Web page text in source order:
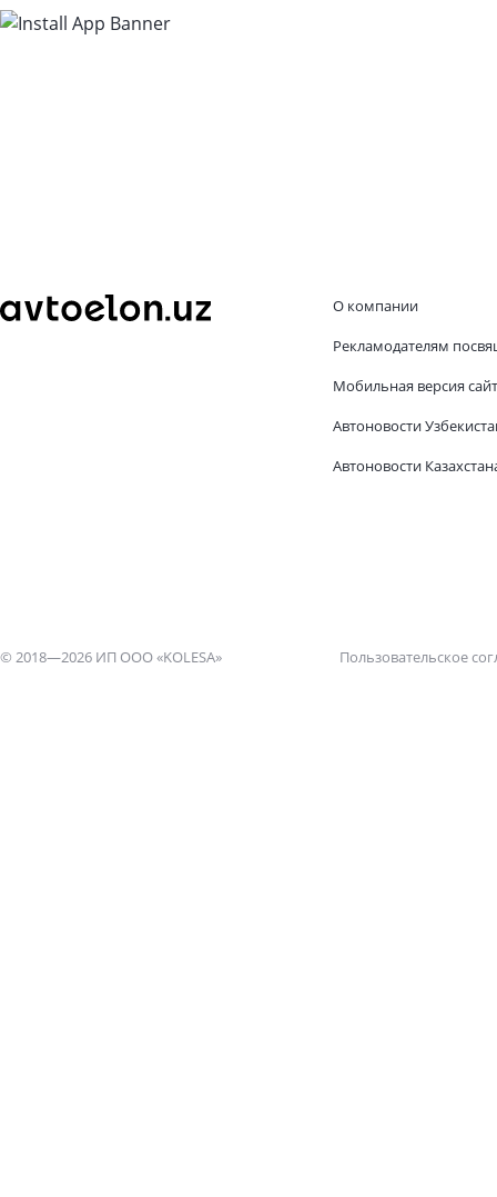
О компании
Рекламодателям
Мобильная версия
Автоновости
Автоновости
© 2018—2026 ИП ООО «KOLESA» Пользовательское